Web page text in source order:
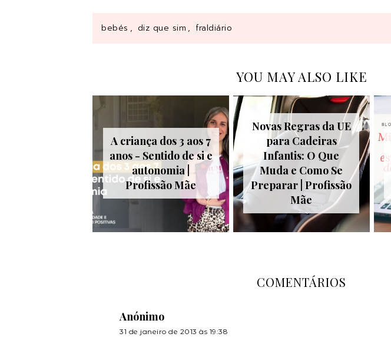
bebés , diz que sim , fraldiário
YOU MAY ALSO LIKE
A criança dos 3 aos 7
anos - Sentido de si e
autonomia |
Profissão Mãe
Novas Regras da UE
para Cadeiras
Infantis: O Que
Muda e Como Se
Preparar | Profissão
Mãe
COMENTÁRIOS
Anónimo
31 de janeiro de 2013 às 19:38